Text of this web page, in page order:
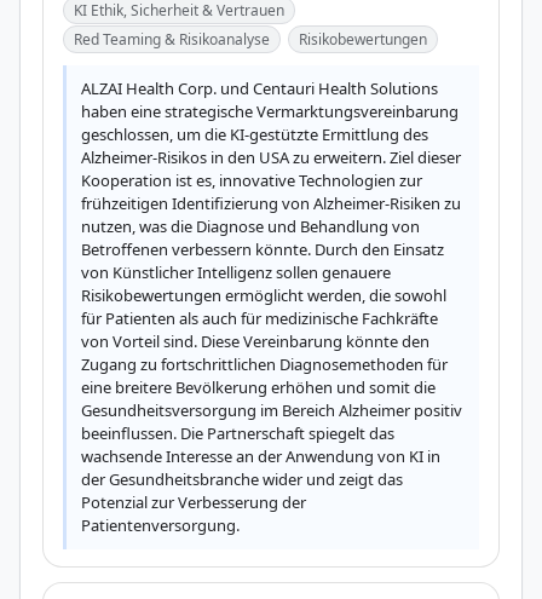
KI Ethik, Sicherheit & Vertrauen
Red Teaming & Risikoanalyse
Risikobewertungen
ALZAI Health Corp. und Centauri Health Solutions
haben eine strategische Vermarktungsvereinbarung
geschlossen, um die KI-gestützte Ermittlung des
Alzheimer-Risikos in den USA zu erweitern. Ziel dieser
Kooperation ist es, innovative Technologien zur
frühzeitigen Identifizierung von Alzheimer-Risiken zu
nutzen, was die Diagnose und Behandlung von
Betroffenen verbessern könnte. Durch den Einsatz
von Künstlicher Intelligenz sollen genauere
Risikobewertungen ermöglicht werden, die sowohl
für Patienten als auch für medizinische Fachkräfte
von Vorteil sind. Diese Vereinbarung könnte den
Zugang zu fortschrittlichen Diagnosemethoden für
eine breitere Bevölkerung erhöhen und somit die
Gesundheitsversorgung im Bereich Alzheimer positiv
beeinflussen. Die Partnerschaft spiegelt das
wachsende Interesse an der Anwendung von KI in
der Gesundheitsbranche wider und zeigt das
Potenzial zur Verbesserung der
Patientenversorgung.